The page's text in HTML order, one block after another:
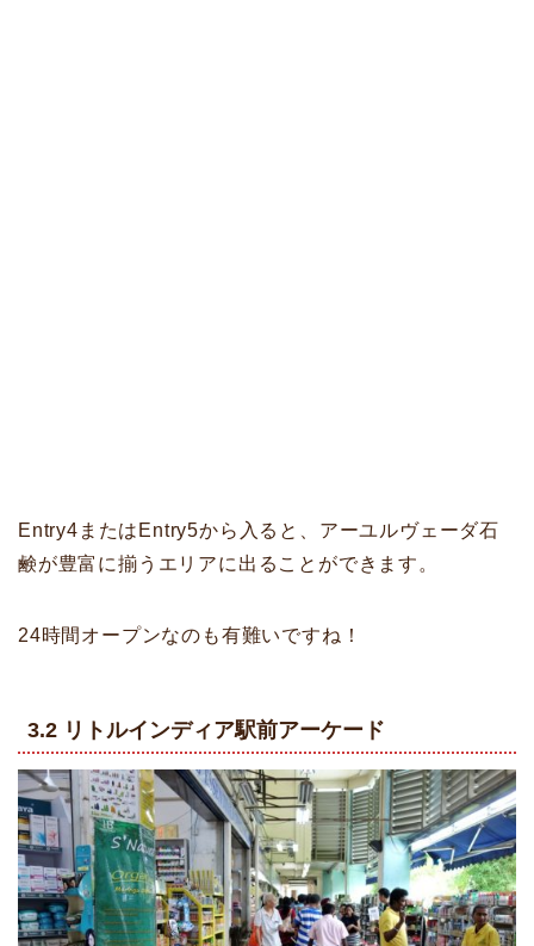
Entry4またはEntry5から入ると、アーユルヴェーダ石
鹸が豊富に揃うエリアに出ることができます。
24時間オープンなのも有難いですね！
3.2 リトルインディア駅前アーケード